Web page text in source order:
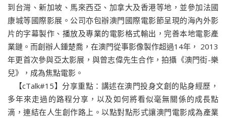
到台灣、新加坡、馬來西亞、加拿大及香港等地，並參加法國
康城等國際影展。公司亦包辦澳門國際電影節呈現的海內外影
片的字幕製作、播放及專業的電影格式輸出，完善本地電影產
業鏈。而創辦人鍾楚喬，在澳門從事影像製作超過14年， 2013
年更首次參與亞太影展，與曾志偉先生合作，拍攝《澳門街-樂
兒》，成為焦點電影。
【cTalk#15】分享重點：講述在澳門投身文創的貼身經歷，
多年來走過的路程分享，以及如何將看似毫無關係的成長點
滴，連結在人生創作路上。以點對點形式讓澳門電影成為產業